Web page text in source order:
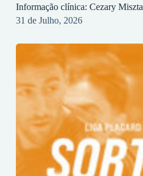
Informação clínica: Cezary Miszta
31 de Julho, 2026